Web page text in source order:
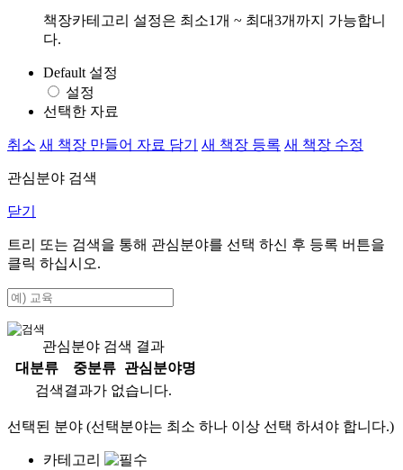
책장카테고리 설정은 최소1개 ~ 최대3개까지 가능합니
다.
Default 설정
설정
선택한 자료
취소 새 책장 만들어 자료 담기 새 책장 등록 새 책장 수정
관심분야 검색
닫기
트리 또는 검색을 통해 관심분야를 선택 하신 후 등록 버튼을
클릭 하십시오.
관심분야 검색 결과
대분류
중분류
관심분야명
검색결과가 없습니다.
선택된 분야 (선택분야는 최소 하나 이상 선택 하셔야 합니다.)
카테고리